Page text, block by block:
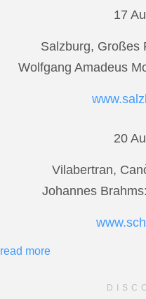
17
Salzburg, Großes
Wolfgang Amadeus
20
Vilabertran,
Johannes
read more